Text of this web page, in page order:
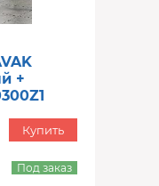
+
Купить
Под заказ